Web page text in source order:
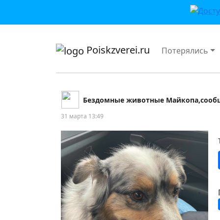
Poiskzverei.ru Потерялись
Бездомные животные
31 марта 13:49